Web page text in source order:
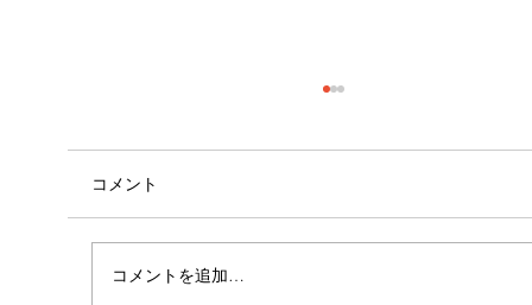
コメント
コメントを追加…